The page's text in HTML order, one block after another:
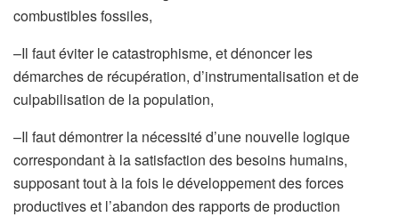
combustibles fossiles,
–Il faut éviter le catastrophisme, et dénoncer les
démarches de récupération, d’instrumentalisation et de
culpabilisation de la population,
–Il faut démontrer la nécessité d’une nouvelle logique
correspondant à la satisfaction des besoins humains,
supposant tout à la fois le développement des forces
productives et l’abandon des rapports de production